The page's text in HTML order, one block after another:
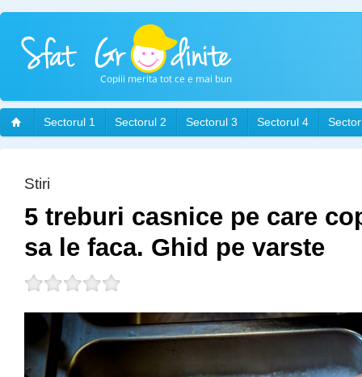
Sectorul 1 Sectorul 2 Sectorul 3 Sectorul 4
Stiri
5 treburi casnice pe care
sa le faca. Ghid pe varste